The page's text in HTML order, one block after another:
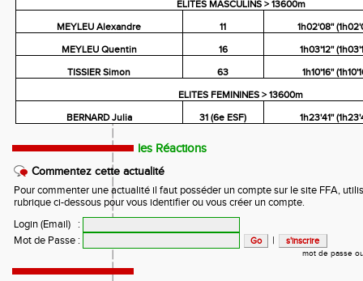
ELITES MASCULINS > 13600m
MEYLEU Alexandre
11
1h02'08''
MEYLEU Quentin
16
1h03'12''
TISSIER Simon
63
1h10'16''
ELITES FEMININES > 13600m
BERNARD Julia
31 (6e ESF) 1h23'41''
les Réactions
Commentez cette actualité
Pour commenter une actualité il faut posséder un compte sur le site FFA,
rubrique ci-dessous pour vous identifier ou vous créer un compte.
Login (Email)
:
Mot de Passe : |
mot de passe